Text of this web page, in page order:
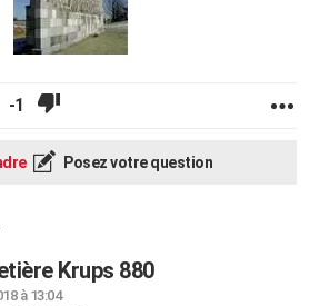
-1
Posez votre question
Krups 880
à 13:04